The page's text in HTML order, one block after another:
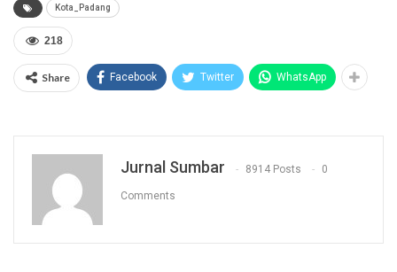
Kota_Padang
218
Share Facebook Twitter WhatsApp
Jurnal Sumbar 8914 Posts 0
Comments